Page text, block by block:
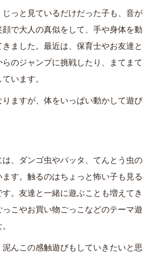
じっと見ているだけだった子も、音が
で大人の真似をして、手や身体を動
ました。最近は、保育士やお友達と
のジャンプに挑戦したり、まてまて
います。
りますが、体をいっぱい動かして遊び
は、ダンゴ虫やバッタ、てんとう虫の
す。触るのはちょっと怖い子も見る
。友達と一緒に遊ぶことも増えてき
こやお買い物ごっこなどのテーマ遊
んこの感触遊びもしていきたいと思